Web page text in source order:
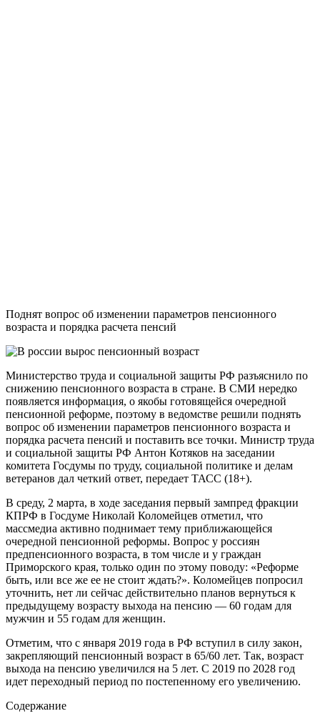
Поднят вопрос об изменении параметров пенсионного
возраста и порядка расчета пенсий
Министерство труда и социальной защиты РФ разъяснило по
снижению пенсионного возраста в стране. В СМИ нередко
появляется информация, о якобы готовящейся очередной
пенсионной реформе, поэтому в ведомстве решили поднять
вопрос об изменении параметров пенсионного возраста и
порядка расчета пенсий и поставить все точки. Министр труда
и социальной защиты РФ Антон Котяков на заседании
комитета Госдумы по труду, социальной политике и делам
ветеранов дал четкий ответ, передает ТАСС (18+).
В среду, 2 марта, в ходе заседания первый зампред фракции
КПРФ в Госдуме Николай Коломейцев отметил, что
массмедиа активно поднимает тему приближающейся
очередной пенсионной реформы. Вопрос у россиян
предпенсионного возраста, в том числе и у граждан
Приморского края, только один по этому поводу: «Реформе
быть, или все же ее не стоит ждать?». Коломейцев попросил
уточнить, нет ли сейчас действительно планов вернуться к
предыдущему возрасту выхода на пенсию — 60 годам для
мужчин и 55 годам для женщин.
Отметим, что с января 2019 года в РФ вступил в силу закон,
закрепляющий пенсионный возраст в 65/60 лет. Так, возраст
выхода на пенсию увеличился на 5 лет. С 2019 по 2028 год
идет переходный период по постепенному его увеличению.
Содержание